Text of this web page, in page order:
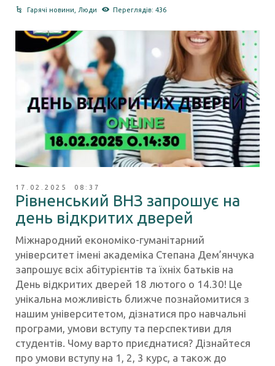
Гарячі новини Люди Переглядів: 436
17.02.2025 08:37
Рівненський ВНЗ запрошує на
день відкритих дверей
Міжнародний економіко-гуманітарний
університет імені академіка Степана Дем’янчука
запрошує всіх абітурієнтів та їхніх батьків на
День відкритих дверей 18 лютого о 14.30! Це
унікальна можливість ближче познайомитися з
нашим університетом, дізнатися про навчальні
програми, умови вступу та перспективи для
студентів. Чому варто приєднатися? Дізнайтеся
про умови вступу на 1, 2, 3 курс, а також до